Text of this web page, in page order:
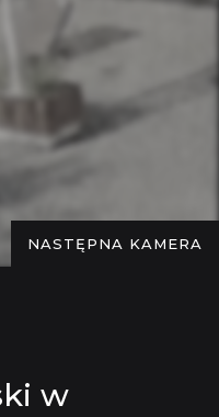
NASTĘPNA KAMERA
w